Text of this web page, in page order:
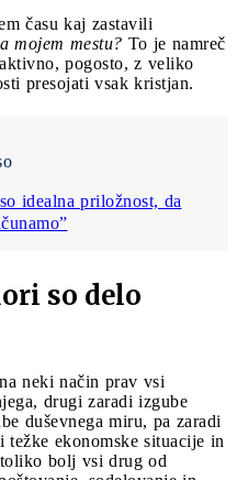
času kaj zastavili
mojem mestu? To je namreč
pogosto, z veliko
presojati vsak kristjan.
idealna priložnost, da
so delo
neki način prav vsi
drugi zaradi izgube
duševnega miru, pa zaradi
ekonomske situacije in
bolj vsi drug od